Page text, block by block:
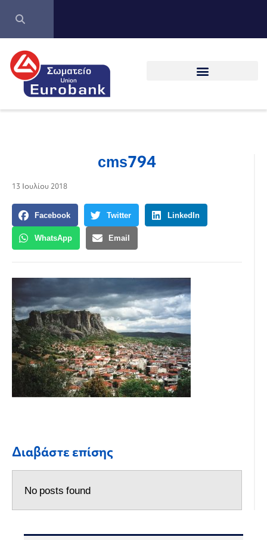
cms794
13 Ιουλίου 2018
Facebook Twitter LinkedIn
WhatsApp Email
Διαβάστε επίσης
No posts found